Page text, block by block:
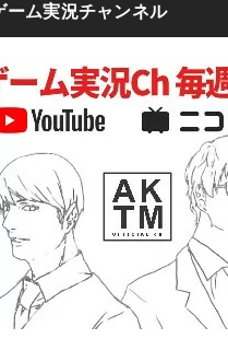
ーム実況チャンネル